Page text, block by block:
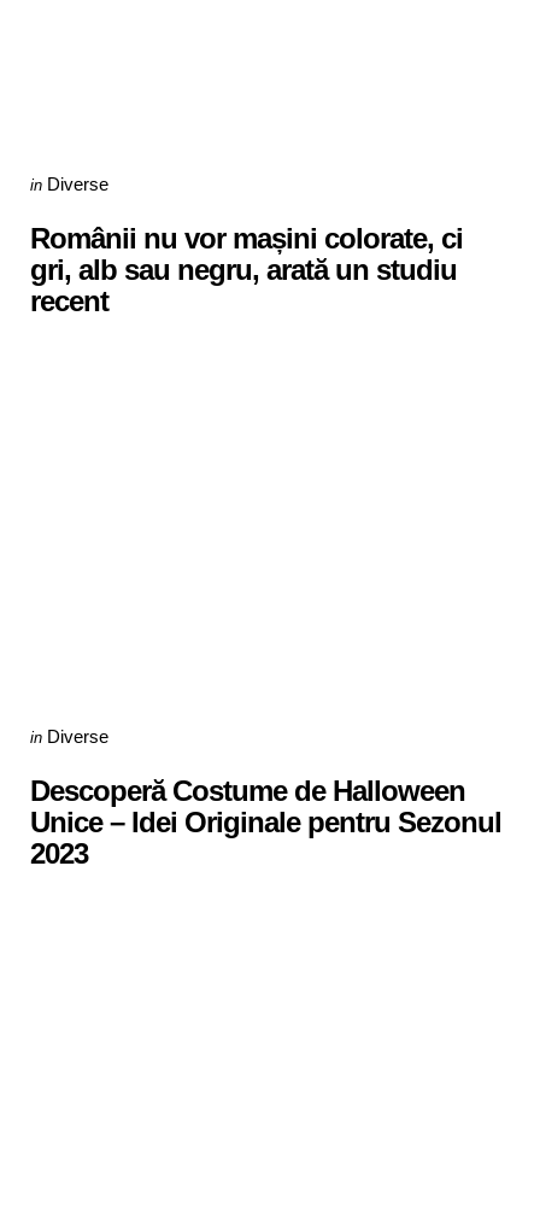
Categories
Posted
in Diverse
Românii nu vor mașini colorate, ci
gri, alb sau negru, arată un studiu
recent
Categories
Posted
in Diverse
Descoperă Costume de Halloween
Unice – Idei Originale pentru Sezonul
2023